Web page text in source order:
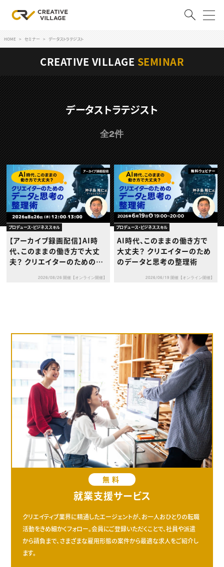
ACCOUNT
ログイン 会員登録
RECRUIT
クリエイター求人を探す
CREATIVE JOB求人検索
特集求人
採用説明会
転職支援サービス
CONTENTS
スキルアップしたい！
スキルアップしたい！ トップ
デザイン
プログラミング
動画配信・映像制作
編集・ライティング
マーケティング
ディレクション
業界解説・キャリア事情
お役立ち基礎知識
TOP Creator’s コラム
TOP Creator’s コラム トップ
Webクリエイター
アプリクリエイター
ゲームクリエイター
映像クリエイター
マーケッター
クリエイターインタビュー
セミナー
ニュース・トレンド
ニュース・トレンド トップ
プロフェッショナル×つながる×メディア
HOME セミナー データストラテジスト
CREATIVE VILLAGE SEMINAR
データストラテジスト
全2件
プロデュース・ビジネススキル
【アーカイブ録画配信】AI時
代、このままの働き方で大丈
夫？ クリエイターのためのデ
2026/08/26 開催【オンライン開催】
プロデュース・ビジネススキル
AI時代、このままの働き方で
大丈夫？ クリエイターのため
のデータと思考の整理術
2026/06/19 開催【オンライン開催】
無料
就業支援サービス
クリエイティブ業界に精通したエージェントが、お一人おひとりの転職
活動をきめ細かくフォロー。会員にご登録いただくことで、社員や派遣
から請負まで、さまざまな雇用形態の案件から最適な求人をご紹介し
ます。